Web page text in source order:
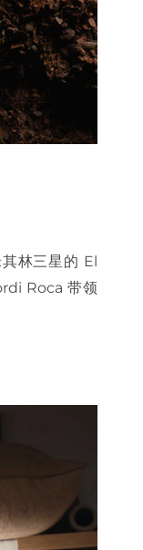
林三星的 El
Roca 带领